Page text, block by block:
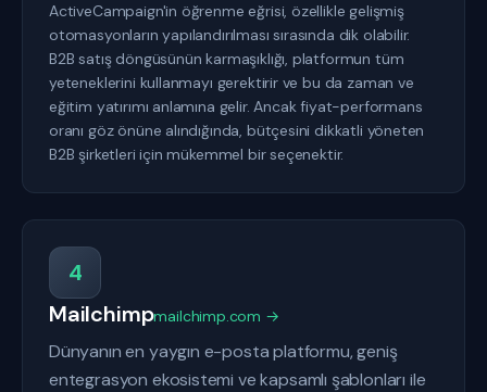
ActiveCampaign'in öğrenme eğrisi, özellikle gelişmiş
otomasyonların yapılandırılması sırasında dik olabilir.
B2B satış döngüsünün karmaşıklığı, platformun tüm
yeteneklerini kullanmayı gerektirir ve bu da zaman ve
eğitim yatırımı anlamına gelir. Ancak fiyat-performans
oranı göz önüne alındığında, bütçesini dikkatli yöneten
B2B şirketleri için mükemmel bir seçenektir.
4
Mailchimpmailchimp.com →
Dünyanın en yaygın e-posta platformu, geniş
entegrasyon ekosistemi ve kapsamlı şablonları ile